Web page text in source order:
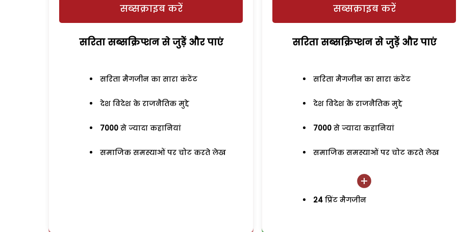
सब्सक्राइब करें
सरिता सब्सक्रिप्शन से जुड़ेें और पाएं
सरिता मैगजीन का सारा कंटेंट
देश विदेश के राजनैतिक मुद्दे
7000 से ज्यादा कहानियां
समाजिक समस्याओं पर चोट करते लेख
सब्सक्राइब करें
सरिता सब्सक्रिप्शन से जुड़ेें और पाएं
सरिता मैगजीन का सारा कंटेंट
देश विदेश के राजनैतिक मुद्दे
7000 से ज्यादा कहानियां
समाजिक समस्याओं पर चोट करते लेख
24 प्रिंट मैगजीन